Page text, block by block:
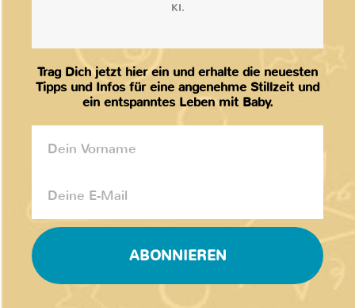
KI.
Trag Dich jetzt hier ein und erhalte die neuesten
Tipps und Infos für eine angenehme Stillzeit und
ein entspanntes Leben mit Baby.
ABONNIEREN